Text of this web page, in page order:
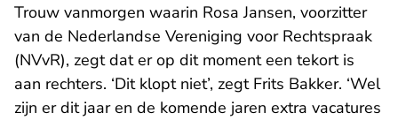
Trouw vanmorgen waarin Rosa Jansen, voorzitter
van de Nederlandse Vereniging voor Rechtspraak
(NVvR), zegt dat er op dit moment een tekort is
aan rechters. ‘Dit klopt niet’, zegt Frits Bakker. ‘Wel
zijn er dit jaar en de komende jaren extra vacatures